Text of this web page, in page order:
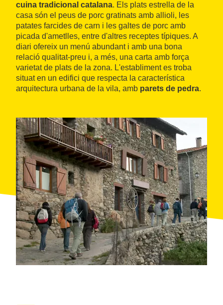
cuina tradicional catalana. Els plats estrella de la
casa són el peus de porc gratinats amb allioli, les
patates farcides de carn i les galtes de porc amb
picada d'ametlles, entre d'altres receptes típiques. A
diari ofereix un menú abundant i amb una bona
relació qualitat-preu i, a més, una carta amb força
varietat de plats de la zona. L'establiment es troba
situat en un edifici que respecta la característica
arquitectura urbana de la vila, amb parets de pedra.